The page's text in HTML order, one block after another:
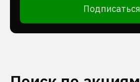
Подписаться